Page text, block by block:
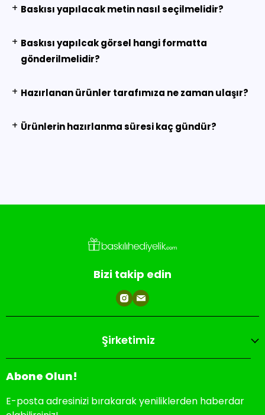
+ Baskısı yapılacak metin nasıl seçilmelidir?
+ Baskısı yapılcak görsel hangi formatta
gönderilmelidir?
+ Hazırlanan ürünler tarafımıza ne zaman ulaşır?
+ Ürünlerin hazırlanma süresi kaç gündür?
Bizi takip edin
Şirketimiz
Abone Olun!
E-posta adresinizi bırakarak yeniliklerden haberdar